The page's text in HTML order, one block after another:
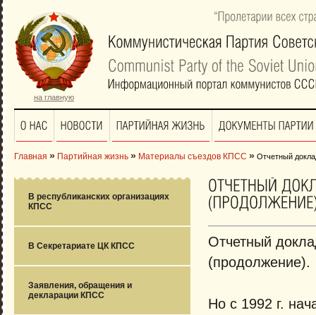
на главную
“Пролетарии всех
Главная » Партийная жизнь » Материалы съездов КПСС » Отчетный
В республиканских организациях
КПСС
В Секретариате ЦК КПСС
Заявления, обращения и
декларации КПСС
Отчетный
(продолжение).
Но с 1992 г.